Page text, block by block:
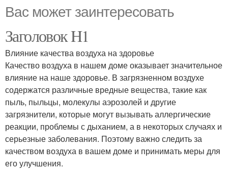
Вас может заинтересовать
Заголовок H1
Влияние качества воздуха на здоровье
Качество воздуха в нашем доме оказывает значительное
влияние на наше здоровье. В загрязненном воздухе
содержатся различные вредные вещества, такие как
пыль, пыльцы, молекулы аэрозолей и другие
загрязнители, которые могут вызывать аллергические
реакции, проблемы с дыханием, а в некоторых случаях и
серьезные заболевания. Поэтому важно следить за
качеством воздуха в вашем доме и принимать меры для
его улучшения.